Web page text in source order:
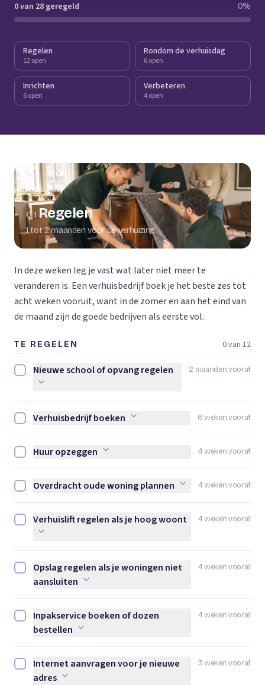
0 van 28 geregeld 0%
Regelen
12 open
Rondom de verhuisdag
6 open
Inrichten
6 open
Verbeteren
4 open
01 Regelen
1 tot 2 maanden voor de verhuizing
In deze weken leg je vast wat later niet meer te
veranderen is. Een verhuisbedrijf boek je het beste zes tot
acht weken vooruit, want in de zomer en aan het eind van
de maand zijn de goede bedrijven als eerste vol.
TE REGELEN 0 van 12
2 maanden vooraf
Nieuwe school of opvang regelen afvinken
Nieuwe school of opvang regelen
6 weken vooraf
Verhuisbedrijf boeken afvinken
Verhuisbedrijf boeken
4 weken vooraf
Huur opzeggen afvinken
Huur opzeggen
4 weken vooraf
Overdracht oude woning plannen afvinken
Overdracht oude woning plannen
4 weken vooraf
Verhuislift regelen als je hoog woont afvinken
Verhuislift regelen als je hoog woont
4 weken vooraf
Opslag regelen als je woningen niet aansluiten afvinken
Opslag regelen als je woningen niet
aansluiten
4 weken vooraf
Inpakservice boeken of dozen bestellen afvinken
Inpakservice boeken of dozen
bestellen
3 weken vooraf
Internet aanvragen voor je nieuwe adres afvinken
Internet aanvragen voor je nieuwe
adres